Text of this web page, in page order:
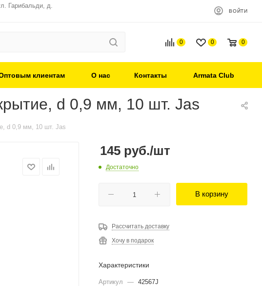
Гарибальди, д.
ВОЙТИ
0 0 0
клиентам О нас Контакты Armata Club
d 0,9 мм, 10 шт. Jas
d 0,9 мм, 10 шт. Jas
145 руб./шт
Достаточно
В корзину
Рассчитать доставку
Хочу в подарок
Характеристики
Артикул — 42567J